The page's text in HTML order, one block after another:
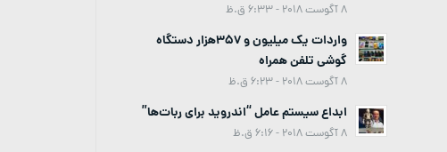
8 آگوست 2018 - 6:33 ق.ظ
واردات یک میلیون و 357هزار دستگاه
گوشی تلفن همراه
8 آگوست 2018 - 6:23 ق.ظ
ابداع سیستم عامل “اندروید برای ربات‌ها”
8 آگوست 2018 - 6:16 ق.ظ